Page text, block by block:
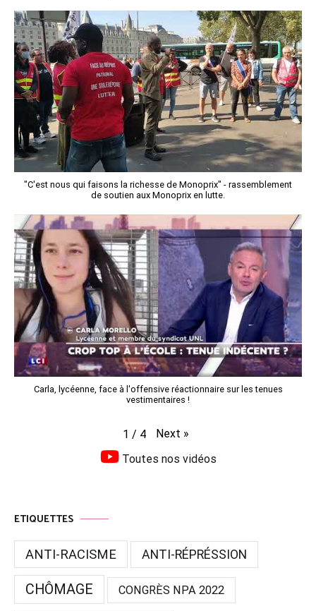
"C'est nous qui faisons la richesse de Monoprix" - rassemblement
de soutien aux Monoprix en lutte.
Carla, lycéenne, face à l'offensive réactionnaire sur les tenues
vestimentaires !
1 / 4 Next »
Toutes nos vidéos
ETIQUETTES
ANTI-RACISME ANTI-RÉPRÉSSION
CHÔMAGE CONGRÈS NPA 2022